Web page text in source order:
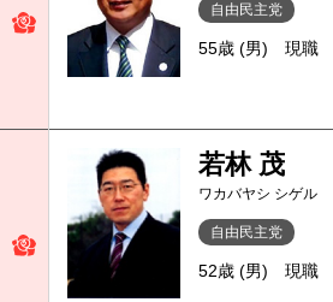
自由民主党
55歳 (男) 現職
若林 茂
ワカバヤシ シゲル
自由民主党
52歳 (男) 現職